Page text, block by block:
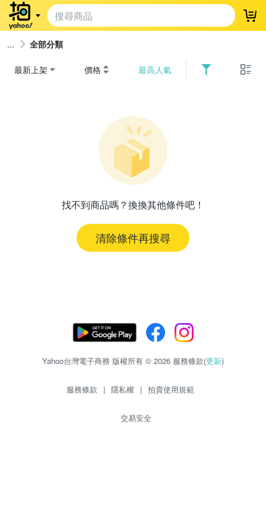
登
全部分類
最新上架 價格 最高人氣
找不到商品嗎？換換其他條件吧！
清除條件再搜尋
Yahoo台灣電子商務 版權所有 © 2026 服務條款(更新)
服務條款 | 隱私權 | 拍賣使用規範
交易安全